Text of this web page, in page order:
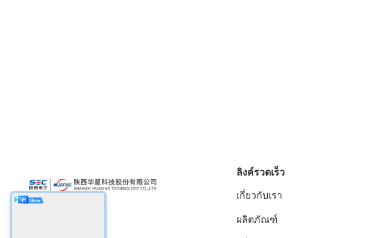
ลิงค์รวดเร็ว
เกี่ยวกับเรา
ผลิตภัณฑ์